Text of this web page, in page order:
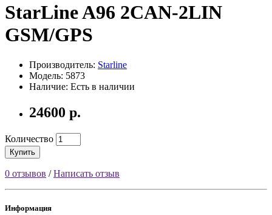
StarLine A96 2CAN-2LIN
GSM/GPS
Производитель: Starline
Модель: 5873
Наличие: Есть в наличии
24600 р.
Количество
Купить
0 отзывов /Написать отзыв
Информация